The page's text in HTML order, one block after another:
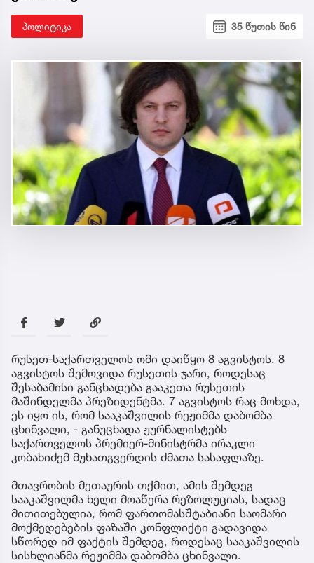
პოლიტიკა 35 წუთის წინ
რუსეთ-საქართველოს ომი დაიწყო 8 აგვისტოს. 8
აგვისტოს შემოვიდა რუსეთის ჯარი, როდესაც
შესაბამისი განცხადება გააკეთა რუსეთის
მაშინდელმა პრეზიდენტმა. 7 აგვისტოს რაც მოხდა,
ეს იყო ის, რომ სააკაშვილის რეჟიმმა დაბომბა
ცხინვალი, - განუცხადა ჟურნალისტებს
საქართველოს პრემიერ-მინისტრმა ირაკლი
კობახიძემ მუხათგვერდის ძმათა სასაფლაზე.
მთავრობის მეთაურის თქმით, ამის შემდეგ
სააკაშვილმა ხელი მოაწერა რეზოლუციას, სადაც
მითითებულია, რომ ფართომასშტაბიანი საომარი
მოქმედებების ფაზაში კონფლიქტი გადავიდა
სწორედ იმ ფაქტის შემდეგ, როდესაც სააკაშვილის
სისხლიანმა რეჟიმმა დაბომბა ცხინვალი.